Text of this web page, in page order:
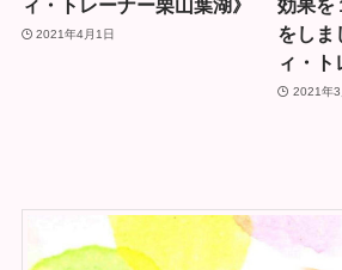
ィ・トレーナー栗山葉湖》
2021年4月1日
効果を
をしま
ィ・ト
2021年3